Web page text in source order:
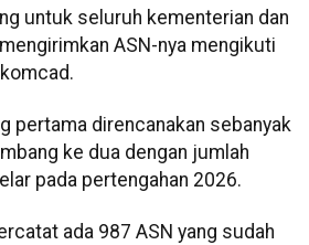
untuk seluruh kementerian dan
ASN-nya mengikuti
pertama direncanakan sebanyak
ke dua dengan jumlah
pada pertengahan 2026.
ada 987 ASN yang sudah